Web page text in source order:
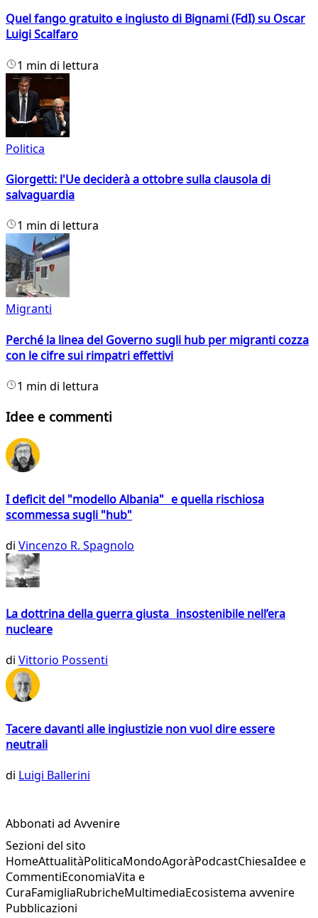
Quel fango gratuito e ingiusto di Bignami (FdI) su Oscar
Luigi Scalfaro
1 min di lettura
Politica
Giorgetti: l'Ue deciderà a ottobre sulla clausola di
salvaguardia
1 min di lettura
Migranti
Perché la linea del Governo sugli hub per migranti cozza
con le cifre sui rimpatri effettivi
1 min di lettura
Idee e commenti
I deficit del "modello Albania" e quella rischiosa
scommessa sugli "hub"
di Vincenzo R. Spagnolo
La dottrina della guerra giusta insostenibile nell’era
nucleare
di Vittorio Possenti
Tacere davanti alle ingiustizie non vuol dire essere
neutrali
di Luigi Ballerini
Abbonati ad Avvenire
Sezioni del sito
HomeAttualitàPoliticaMondoAgoràPodcastChiesaIdee e
CommentiEconomiaVita e
CuraFamigliaRubricheMultimediaEcosistema avvenire
Pubblicazioni